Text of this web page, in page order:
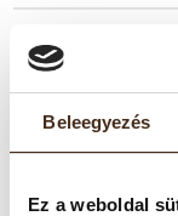
Beleegyezés
Ez a weboldal
Erőteljes ízvilág,